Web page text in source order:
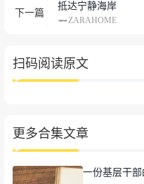
下一篇
抵达宁静海岸
ZARAHOME
扫码阅读原文
更多合集文章
一份基层干